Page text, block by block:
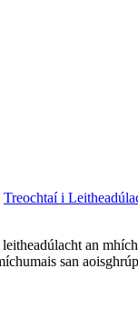
Treochtaí i
an
san